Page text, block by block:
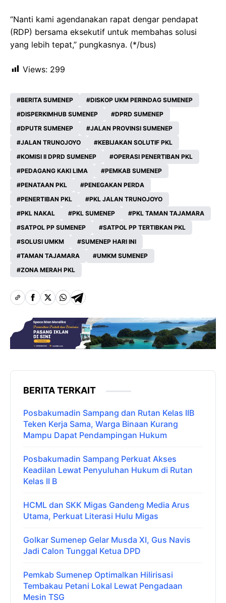
“Nanti kami agendanakan rapat dengar pendapat
(RDP) bersama eksekutif untuk membahas solusi
yang lebih tepat,” pungkasnya. (*/bus)
Views: 299
BERITA SUMENEP
DISKOP UKM PERINDAG SUMENEP
DISPERKIMHUB SUMENEP
DPRD SUMENEP
DPUTR SUMENEP
JALAN PROVINSI SUMENEP
JALAN TRUNOJOYO
KEBIJAKAN SOLUTIF PKL
KOMISI II DPRD SUMENEP
OPERASI PENERTIBAN PKL
PEDAGANG KAKI LIMA
PEMKAB SUMENEP
PENATAAN PKL
PENEGAKAN PERDA
PENERTIBAN PKL
PKL JALAN TRUNOJOYO
PKL NAKAL
PKL SUMENEP
PKL TAMAN TAJAMARA
SATPOL PP SUMENEP
SATPOL PP TERTIBKAN PKL
SOLUSI UMKM
SUMENEP HARI INI
TAMAN TAJAMARA
UMKM SUMENEP
ZONA MERAH PKL
BERITA TERKAIT
Posbakumadin Sampang dan Rutan Kelas IIB
Teken Kerja Sama, Warga Binaan Kurang
Mampu Dapat Pendampingan Hukum
Posbakumadin Sampang Perkuat Akses
Keadilan Lewat Penyuluhan Hukum di Rutan
Kelas II B
HCML dan SKK Migas Gandeng Media Arus
Utama, Perkuat Literasi Hulu Migas
Golkar Sumenep Gelar Musda XI, Gus Navis
Jadi Calon Tunggal Ketua DPD
Pemkab Sumenep Optimalkan Hilirisasi
Tembakau Petani Lokal Lewat Pengadaan
Mesin TSG